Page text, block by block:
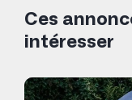
Ces
intéresser